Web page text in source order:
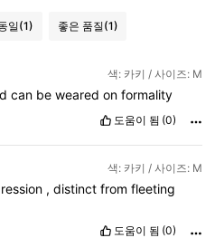
일(1) 좋은 품질(1)
색: 카키 / 사이즈: M
can be weared on formality
도움이 됨 (0)
색: 카키 / 사이즈: M
,distinctfromfleeting
도움이 됨 (0)